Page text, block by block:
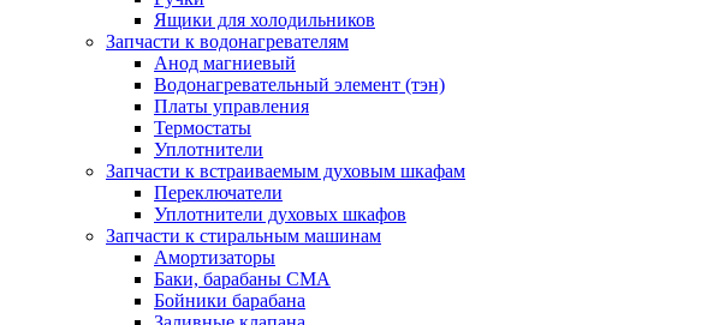
Ящики для холодильников
Запчасти к водонагревателям
Анод магниевый
Водонагревательный элемент (тэн)
Платы управления
Термостаты
Уплотнители
Запчасти к встраиваемым духовым шкафам
Переключатели
Уплотнители духовых шкафов
Запчасти к стиральным машинам
Амортизаторы
Баки, барабаны СМА
Бойники барабана